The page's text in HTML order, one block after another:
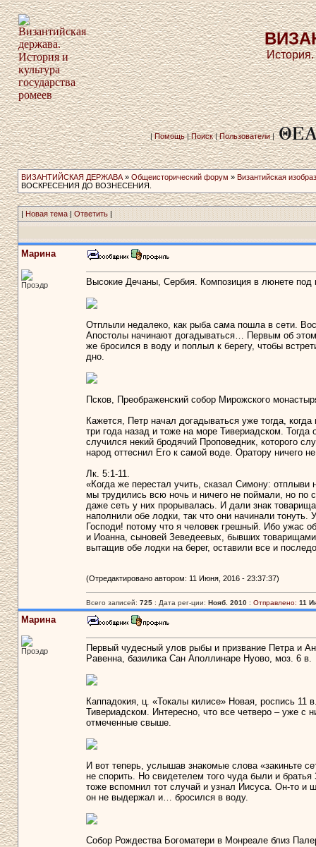
|Помощь|Поиск|Пользователи|
ВИЗАНТИЙСКАЯ ДЕРЖАВА» Общеисторический форум » Византийская
ВОСКРЕСЕНИЯ ДО ВОЗНЕСЕНИЯ.
| Новая тема|Ответить|
Марина
Проэдр Высокие Дечаны, Сербия. Композиция в люнете под
Отплыли недалеко, как рыба сама пошла в сети.
Апостолы начинают догадываться… Первым об
же бросился в воду и поплыл к берегу, чтобы
дно.
Псков, Преображенский собор Мирожского
Кажется, Петр начал догадываться уже тогда,
три года назад и тоже на море Тивериадском.
случился некий бродячий Проповедник, которого
народ оттеснил Его к самой воде. Оратору ничего
Лк. 5:1-11.
«Когда же перестал учить, сказал Симону: отплыви
мы трудились всю ночь и ничего не поймали, но по
даже сеть у них прорывалась. И дали знак
наполнили обе лодки, так что они начинали
Господи! потому что я человек грешный. Ибо ужас
и Иоанна, сыновей Зеведеевых, бывших
вытащив обе лодки на берег, оставили все и
(Отредактировано автором: 11 Июня, 2016 - 23:37:37)
Всего записей: 725: Дата рег-ции: Нояб. 2010: Отправлено: 11
Марина
Проэдр
Первый чудесный улов рыбы и призвание Петра и
Равенна, базилика Сан Аполлинаре Нуово, моз. 6 в.
Каппадокия, ц. «Токалы килисе» Новая, роспись
Тивериадском. Интересно, что все четверо – уже с
отмеченные свыше.
И вот теперь, услышав знакомые слова «закиньте
не спорить. Но свидетелем того чуда были и
тоже вспомнил тот случай и узнал Иисуса. Он-то и
он не выдержал и… бросился в воду.
Собор Рождества Богоматери в Монреале близ